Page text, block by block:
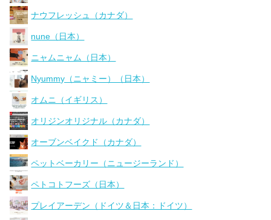
ナウフレッシュ（カナダ）
nune（日本）
ニャムニャム（日本）
Nyummy（ニャミー）（日本）
オムニ（イギリス）
オリジンオリジナル（カナダ）
オーブンベイクド（カナダ）
ペットベーカリー（ニュージーランド）
ペトコトフーズ（日本）
プレイアーデン（ドイツ＆日本：ドイツ）